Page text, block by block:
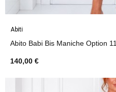
Abiti
Abito Babi Bis Maniche Option 11
140,00 €